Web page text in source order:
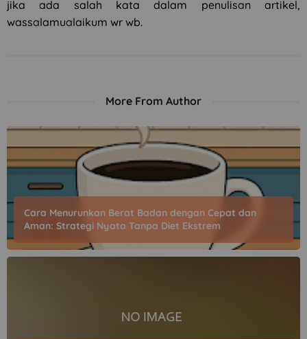
jika ada salah kata dalam penulisan artikel,
wassalamualaikum wr wb.
More From Author
Cara Menurunkan Berat Badan dengan Cepat dan
Aman: Strategi Nyata Tanpa Diet Ekstrem